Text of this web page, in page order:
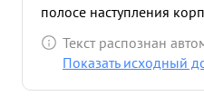
полосе наступления
новых частей
противника к новым
Текст распознан
Показать исходный